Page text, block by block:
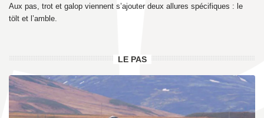
Aux pas, trot et galop viennent s’ajouter deux allures spécifiques : le
tölt et l’amble.
LE PAS